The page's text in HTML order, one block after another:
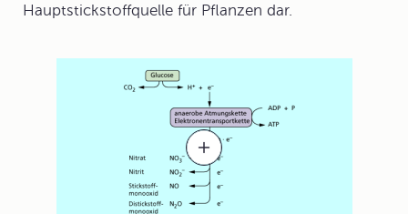
Hauptstickstoffquelle für Pflanzen dar.